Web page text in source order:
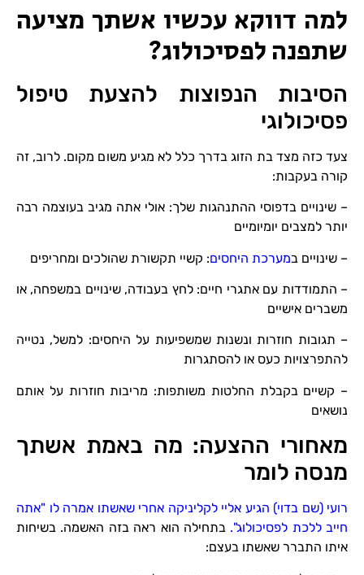
למה דווקא עכשיו אשתך מציעה
שתפנה לפסיכולוג?
הסיבות הנפוצות להצעת טיפול
פסיכולוגי
צעד כזה מצד בת הזוג בדרך כלל לא מגיע משום מקום. לרוב, זה
קורה בעקבות:
– שינויים בדפוסי ההתנהגות שלך: אולי אתה מגיב בעוצמה רבה
יותר למצבים יומיומיים
– שינויים במערכת היחסים: קשיי תקשורת שהולכים ומחריפים
– התמודדות עם אתגרי חיים: לחץ בעבודה, שינויים במשפחה, או
משברים אישיים
– תגובות חוזרות ונשנות שמשפיעות על היחסים: למשל, נטייה
להתפרצויות כעס או להסתגרות
– קשיים בקבלת החלטות משותפות: מריבות חוזרות על אותם
נושאים
מאחורי ההצעה: מה באמת אשתך
מנסה לומר
רועי (שם בדוי) הגיע אליי לקליניקה אחרי שאשתו אמרה לו "אתה
חייב ללכת לפסיכולוג". בתחילה הוא ראה בזה האשמה. בשיחות
איתו התברר שאשתו בעצם: